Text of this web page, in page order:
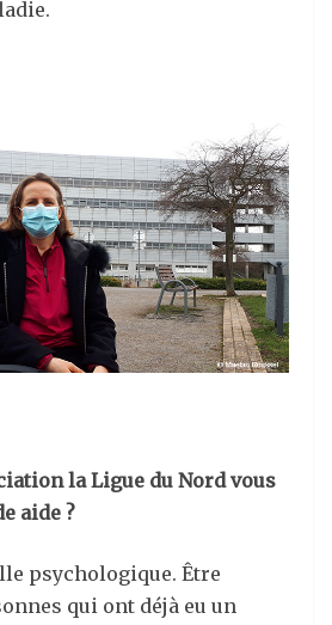
la Ligue du Nord vous
aide ?
psychologique. Être
qui ont déjà eu un